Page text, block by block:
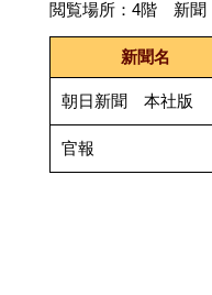
閲覧場所：4階 新聞
新聞名
朝日新聞 本社版
官報